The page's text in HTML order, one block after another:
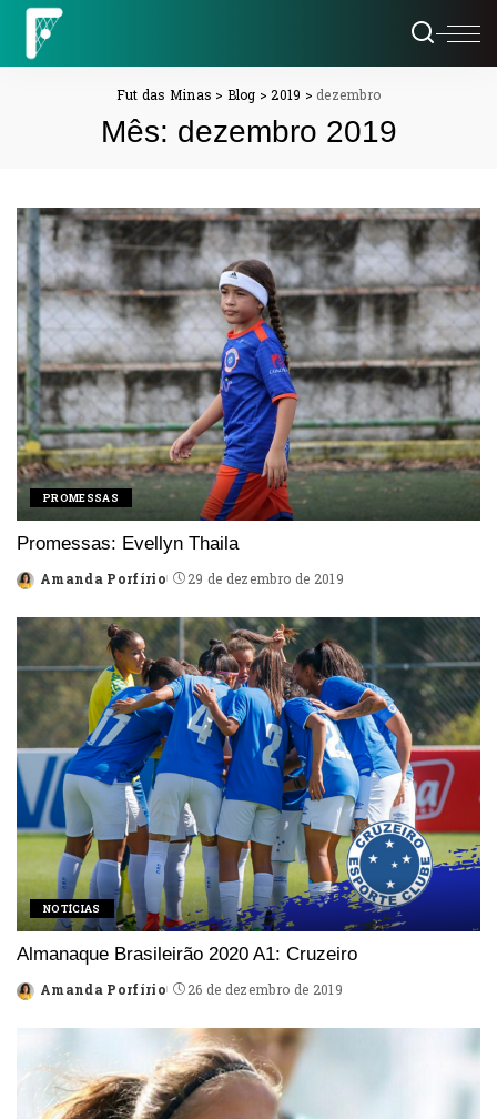
Fut das Minas > Blog >2019 > dezembro
Mês: dezembro 2019
PROMESSAS
Promessas: Evellyn Thaila
Posted
Amanda Porfírio 29 de dezembro de 2019
NOTÍCIAS
Almanaque Brasileirão 2020 A1: Cruzeiro
Posted
Amanda Porfírio 26 de dezembro de 2019